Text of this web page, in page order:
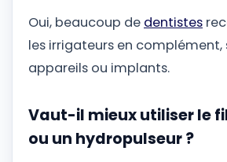
Oui, beaucoup de dentistes
les irrigateurs en
appareils ou implants.
Vaut-il mieux utiliser le
ou un hydropulseur ?